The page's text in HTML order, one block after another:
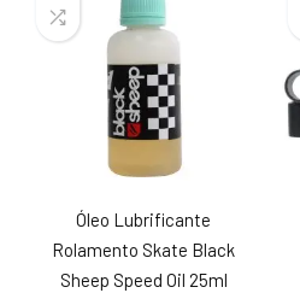
Óleo Lubrificante
Rolamento Skate Black
Sheep Speed Oil 25ml